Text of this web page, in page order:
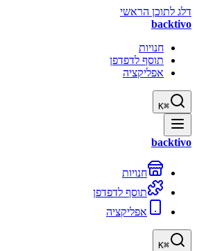
דלג לתוכן הראשי
backtivo
חנויות
תוסף לדפדפן
אפליקציה
⌘
K
backtivo
חנויות
תוסף לדפדפן
אפליקציה
⌘
K